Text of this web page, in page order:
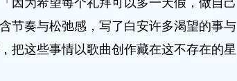
为希望每个礼拜可以多一天假，做自己
节奏与松弛感，写了白安许多渴望的事与
把这些事情以歌曲创作藏在这不存在的星